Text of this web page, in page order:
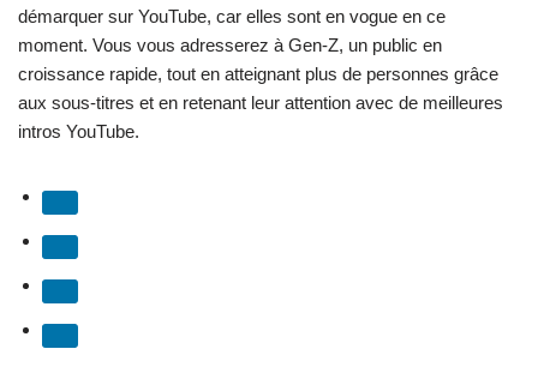
démarquer sur YouTube, car elles sont en vogue en ce
moment. Vous vous adresserez à Gen-Z, un public en
croissance rapide, tout en atteignant plus de personnes grâce
aux sous-titres et en retenant leur attention avec de meilleures
intros YouTube.